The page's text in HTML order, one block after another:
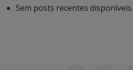
Sem posts recentes disponíveis.